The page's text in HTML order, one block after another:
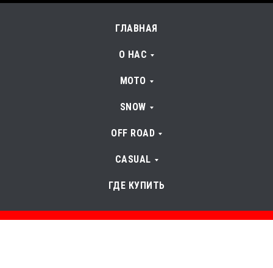
ГЛАВНАЯ
О НАС
МОТО
SNOW
OFF ROAD
CASUAL
ГДЕ КУПИТЬ